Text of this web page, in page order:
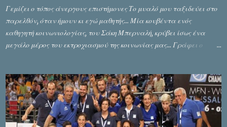
Γεμίζει ο τόπος άνεργους επιστήμονες Το μυαλό μου ταξιδεύει στο
παρελθόν, όταν ήμουν κι εγώ μαθητής... Μία κουβέντα ενός
καθηγητή κοινωνιολογίας, του Σάκη Μπερναλή, κρύβει ίσως ένα
μεγάλο μέρος του εκτροχιασμού της κοινωνίας μας... Γράφει ο